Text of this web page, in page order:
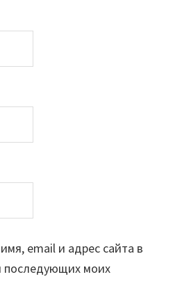
email и адрес сайта в
последующих моих